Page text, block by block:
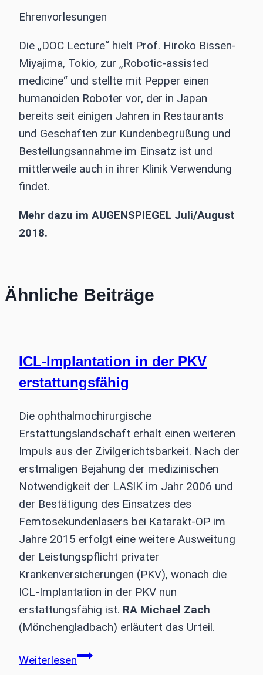
Ehrenvorlesungen
Die „DOC Lecture“ hielt Prof. Hiroko Bissen-
Miyajima, Tokio, zur „Robotic-assisted
medicine“ und stellte mit Pepper einen
humanoiden Roboter vor, der in Japan
bereits seit einigen Jahren in Restaurants
und Geschäften zur Kundenbegrüßung und
Bestellungsannahme im Einsatz ist und
mittlerweile auch in ihrer Klinik Verwendung
findet.
Mehr dazu im AUGENSPIEGEL Juli/August
2018.
Ähnliche Beiträge
ICL-Implantation in der PKV
erstattungsfähig
Die ophthalmochirurgische
Erstattungslandschaft erhält einen weiteren
Impuls aus der Zivilgerichtsbarkeit. Nach der
erstmaligen Bejahung der medizinischen
Notwendigkeit der LASIK im Jahr 2006 und
der Bestätigung des Einsatzes des
Femtosekundenlasers bei Katarakt-OP im
Jahre 2015 erfolgt eine weitere Ausweitung
der Leistungspflicht privater
Krankenversicherungen (PKV), wonach die
ICL-Implantation in der PKV nun
erstattungsfähig ist. RA Michael Zach
(Mönchengladbach) erläutert das Urteil.
WeiterlesenICL-